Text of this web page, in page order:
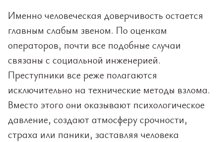
Именно человеческая доверчивость остается
главным слабым звеном. По оценкам
операторов, почти все подобные случаи
связаны с социальной инженерией.
Преступники все реже полагаются
исключительно на технические методы взлома.
Вместо этого они оказывают психологическое
давление, создают атмосферу срочности,
страха или паники, заставляя человека